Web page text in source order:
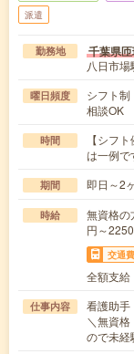
派遣
勤務地 千葉県
八日市
曜日頻度
シフト
相談OK
時間
【シフ
は一例
期間 即日～2
時給
無資格の
円～
交通費
全額支給
仕事内容
看護助手
＼無資
ので未